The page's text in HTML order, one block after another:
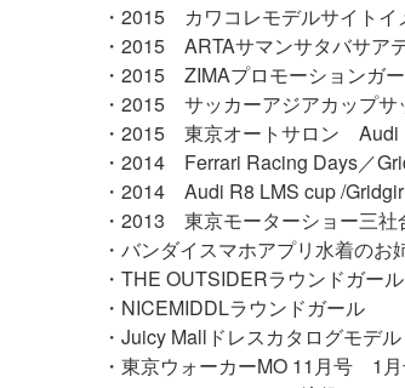
・2015 カワコレモデルサイトイ
・2015 ARTAサマンサタバサア
・2015 ZIMAプロモーションガ
・2015 サッカーアジアカップ
・2015 東京オートサロン Audi
・2014 Ferrari Racing Days／
・2014 Audi R8 LMS cup /
・2013 東京モーターショー三社
・バンダイスマホアプリ水着のお
・THE OUTSIDERラウンドガール
・NICEMIDDLラウンドガール
・Juicy Mallドレスカタログモデル
・東京ウォーカーMO 11月号 1